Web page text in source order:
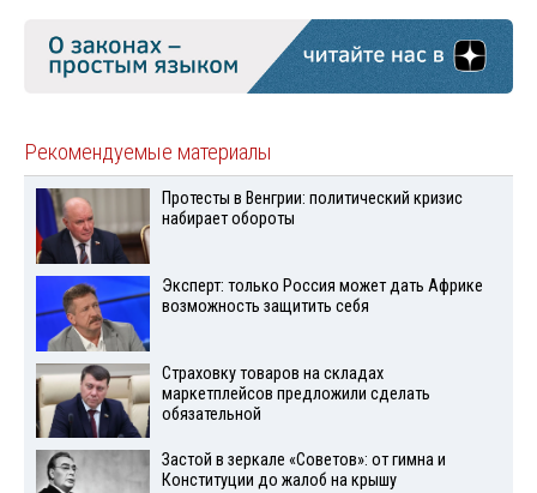
Рекомендуемые материалы
Протесты в Венгрии: политический кризис
набирает обороты
Эксперт: только Россия может дать Африке
возможность защитить себя
Страховку товаров на складах
маркетплейсов предложили сделать
обязательной
Застой в зеркале «Советов»: от гимна и
Конституции до жалоб на крышу